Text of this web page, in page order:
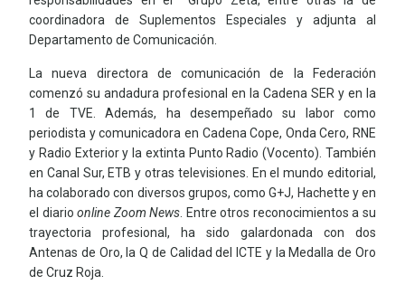
coordinadora de Suplementos Especiales y adjunta al
Departamento de Comunicación.
La nueva directora de comunicación de la Federación
comenzó su andadura profesional en la Cadena SER y en la
1 de TVE. Además, ha desempeñado su labor como
periodista y comunicadora en Cadena Cope, Onda Cero, RNE
y Radio Exterior y la extinta Punto Radio (Vocento). También
en Canal Sur, ETB y otras televisiones. En el mundo editorial,
ha colaborado con diversos grupos, como G+J, Hachette y en
el diarioonline Zoom News . Entre otros reconocimientos a su
trayectoria profesional, ha sido galardonada con dos
Antenas de Oro, la Q de Calidad del ICTE y la Medalla de Oro
de Cruz Roja.